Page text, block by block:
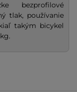
bezprofilové
tlak, používanie
takým bicykel